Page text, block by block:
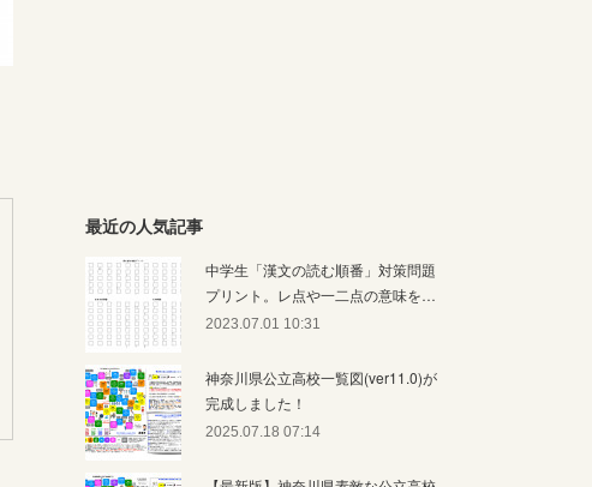
最近の人気記事
中学生「漢文の読む順番」対策問題
プリント。レ点や一二点の意味を…
2023.07.01 10:31
神奈川県公立高校一覧図(ver11.0)が
完成しました！
2025.07.18 07:14